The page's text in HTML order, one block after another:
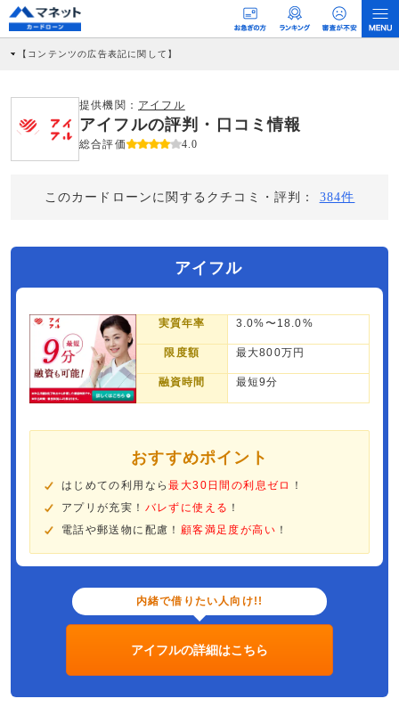
【コンテンツの広告表記に関して】
社に対して企業から紹介報酬が支払われるという収益モデルです。 ただし、特定の
商品を根拠なくPRするものではなく、当編集部の調査／ユーザーへの口コミ収集な
どに基づき、公平性を担保した情報提供を行っています。
>提携企業一覧
提供機関： アイフル
アイフルの評判・口コミ情報
総合評価 4.0
このカードローンに関するクチコミ・評判： 384件
アイフル
実質年率 3.0%〜18.0%
限度額 最大800万円
融資時間 最短9分
おすすめポイント
はじめての利用なら最大30日間の利息ゼロ
！
アプリが充実！ バレずに使える ！
電話や郵送物に配慮！ 顧客満足度が高い ！
内緒で借りたい人向け!!
アイフルの詳細はこちら